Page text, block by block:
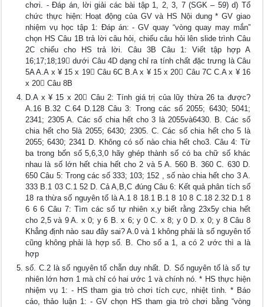
chơi. - Đáp án, lời giải các bài tập 1, 2, 3, 7 (SGK – 59) d) Tổ
chức thực hiện: Hoạt động của GV và HS Nội dung * GV giao
nhiệm vụ học tập 1: Đáp án: - GV quay “vòng quay may mắn”
chọn HS Câu 1B trả lời câu hỏi, chiếu câu hỏi lên slide trình Câu
2C chiếu cho HS trả lời. Câu 3B Câu 1: Viết tập hợp A
16;17;18;19 dưới Câu 4D dạng chỉ ra tính chất đặc trưng là Câu
5A A.A x ¥ 15 x 19 Câu 6C B.A x ¥ 15 x 20 Câu 7C C.A x ¥ 16
x 20 Câu 8B
D.A x ¥ 15 x 20 Câu 2: Tính giá trị của lũy thừa 26 ta được?
A.16 B.32 C.64 D.128 Câu 3: Trong các số 2055; 6430; 5041;
2341; 2305 A. Các số chia hết cho 3 là 2055và6430. B. Các số
chia hết cho 5là 2055; 6430; 2305. C. Các số chia hết cho 5 là
2055; 6430; 2341 D. Không có số nào chia hết cho3. Câu 4: Từ
ba trong bốn số 5,6,3,0 hãy ghép thành số có ba chữ số khác
nhau là số lớn hết chia hết cho 2 và 5 A. 560 B. 360 C. 630 D.
650 Câu 5: Trong các số 333; 103; 152 , số nào chia hết cho 3 A.
333 B.1 03 C.1 52 D. Cả A,B,C đúng Câu 6: Kết quả phân tích số
18 ra thừa số nguyên tố là A.1 8 18.1 B.1 8 10 8 C.18 2.32 D.1 8
6 6 6 Câu 7: Tìm các số tự nhiên x,y biết rằng 23x5y chia hết
cho 2,5 và 9 A. x 0; y 6 B. x 6; y 0 C. x 8; y 0 D. x 0; y 8 Câu 8
Khẳng định nào sau đây sai? A.0 và 1 không phải là số nguyên tố
cũng không phải là hợp số. B. Cho số a 1, a có 2 ước thì a là
hợp
số. C.2 là số nguyên tố chẵn duy nhất. D. Số nguyên tố là số tự
nhiên lớn hơn 1 mà chỉ có hai ước 1 và chính nó. * HS thực hiện
nhiệm vụ 1: - HS tham gia trò chơi tích cực, nhiệt tình. * Báo
cáo, thảo luận 1: - GV chọn HS tham gia trò chơi bằng “vòng